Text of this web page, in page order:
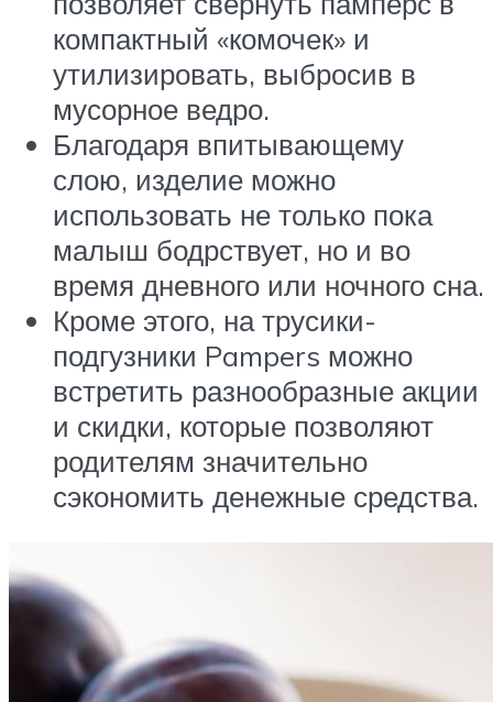
компактный «комочек» и
утилизировать, выбросив в
мусорное ведро.
Благодаря впитывающему
слою, изделие можно
использовать не только пока
малыш бодрствует, но и во
время дневного или ночного сна.
Кроме этого, на трусики-
подгузники Pampers можно
встретить разнообразные акции
и скидки, которые позволяют
родителям значительно
сэкономить денежные средства.